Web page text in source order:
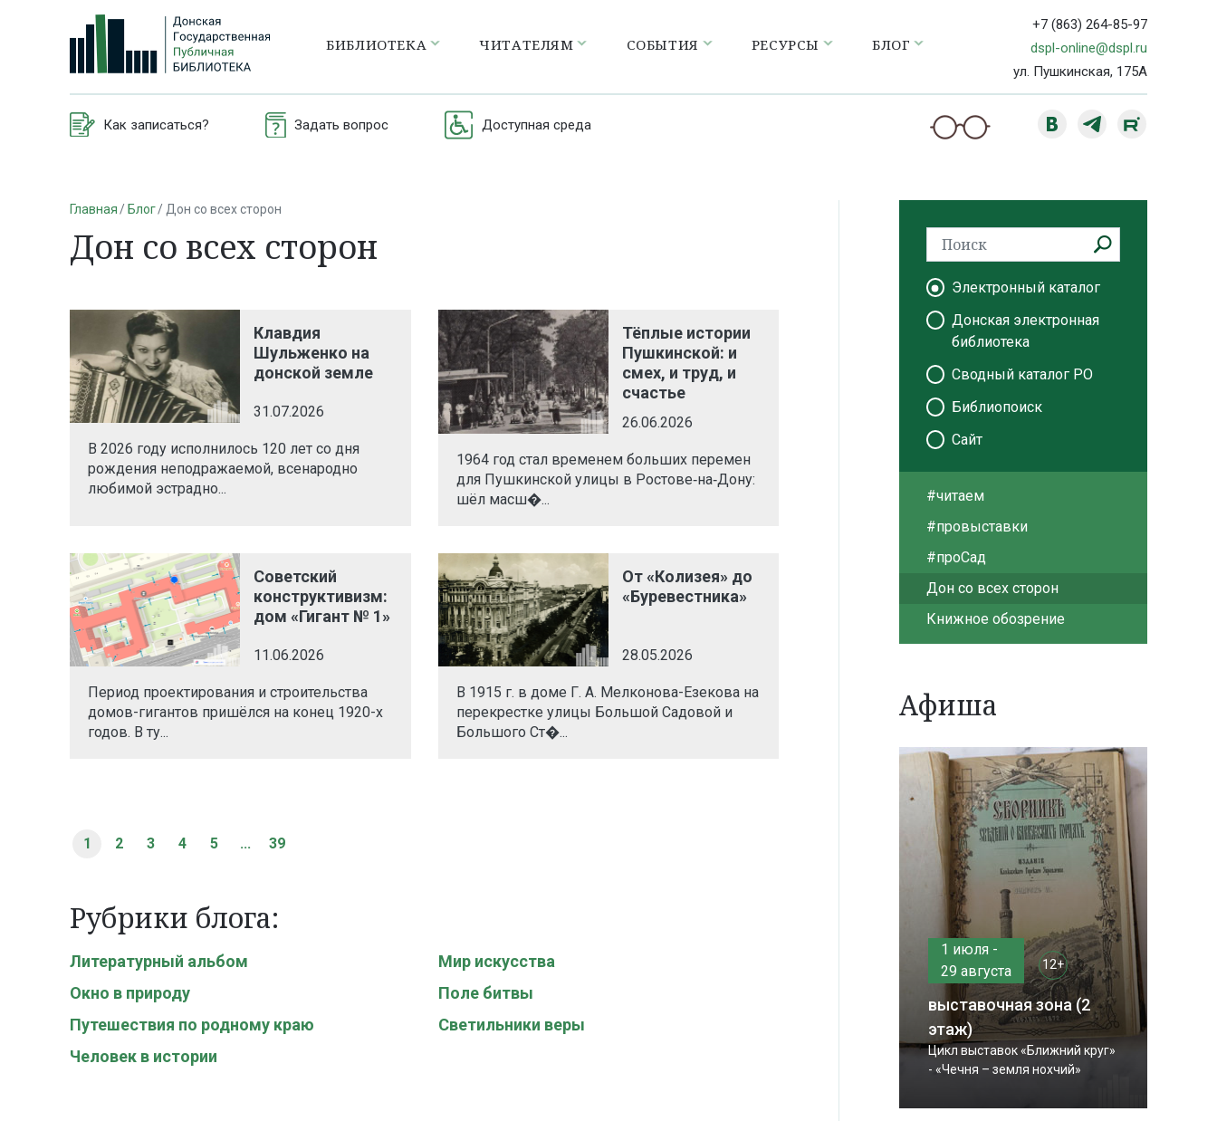
БИБЛИОТЕКА ЧИТАТЕЛЯМ СОБЫТИЯ РЕСУРСЫ БЛОГ
+7 (863) 264-85-97
dspl-online@dspl.ru
ул. Пушкинская, 175А
Как записаться? Задать вопрос Доступная среда
Главная Блог Дон со всех сторон
Дон со всех сторон
Клавдия
Шульженко на
донской земле
31.07.2026
В 2026 году исполнилось 120 лет со дня
рождения неподражаемой, всенародно
любимой эстрадно...
Тёплые истории
Пушкинской: и
смех, и труд, и
счастье
26.06.2026
1964 год стал временем больших перемен
для Пушкинской улицы в Ростове‑на‑Дону:
шёл масш�...
Советский
конструктивизм:
дом «Гигант № 1»
11.06.2026
Период проектирования и строительства
домов-гигантов пришёлся на конец 1920-х
годов. В ту...
От «Колизея» до
«Буревестника»
28.05.2026
В 1915 г. в доме Г. А. Мелконова-Езекова на
перекрестке улицы Большой Садовой и
Большого Ст�...
1 2 3 4 5 ... 39
Рубрики блога:
Литературный альбом
Мир искусства
Окно в природу
Поле битвы
Путешествия по родному краю
Светильники веры
Человек в истории
Электронный каталог
Донская электронная
библиотека
Сводный каталог РО
Библиопоиск
Сайт
#читаем
#провыставки
#проСад
Дон со всех сторон
Книжное обозрение
Афиша
1 июля -
29 августа
12+
выставочная зона (2
этаж)
Цикл выставок «Ближний круг»
- «Чечня – земля нохчий»